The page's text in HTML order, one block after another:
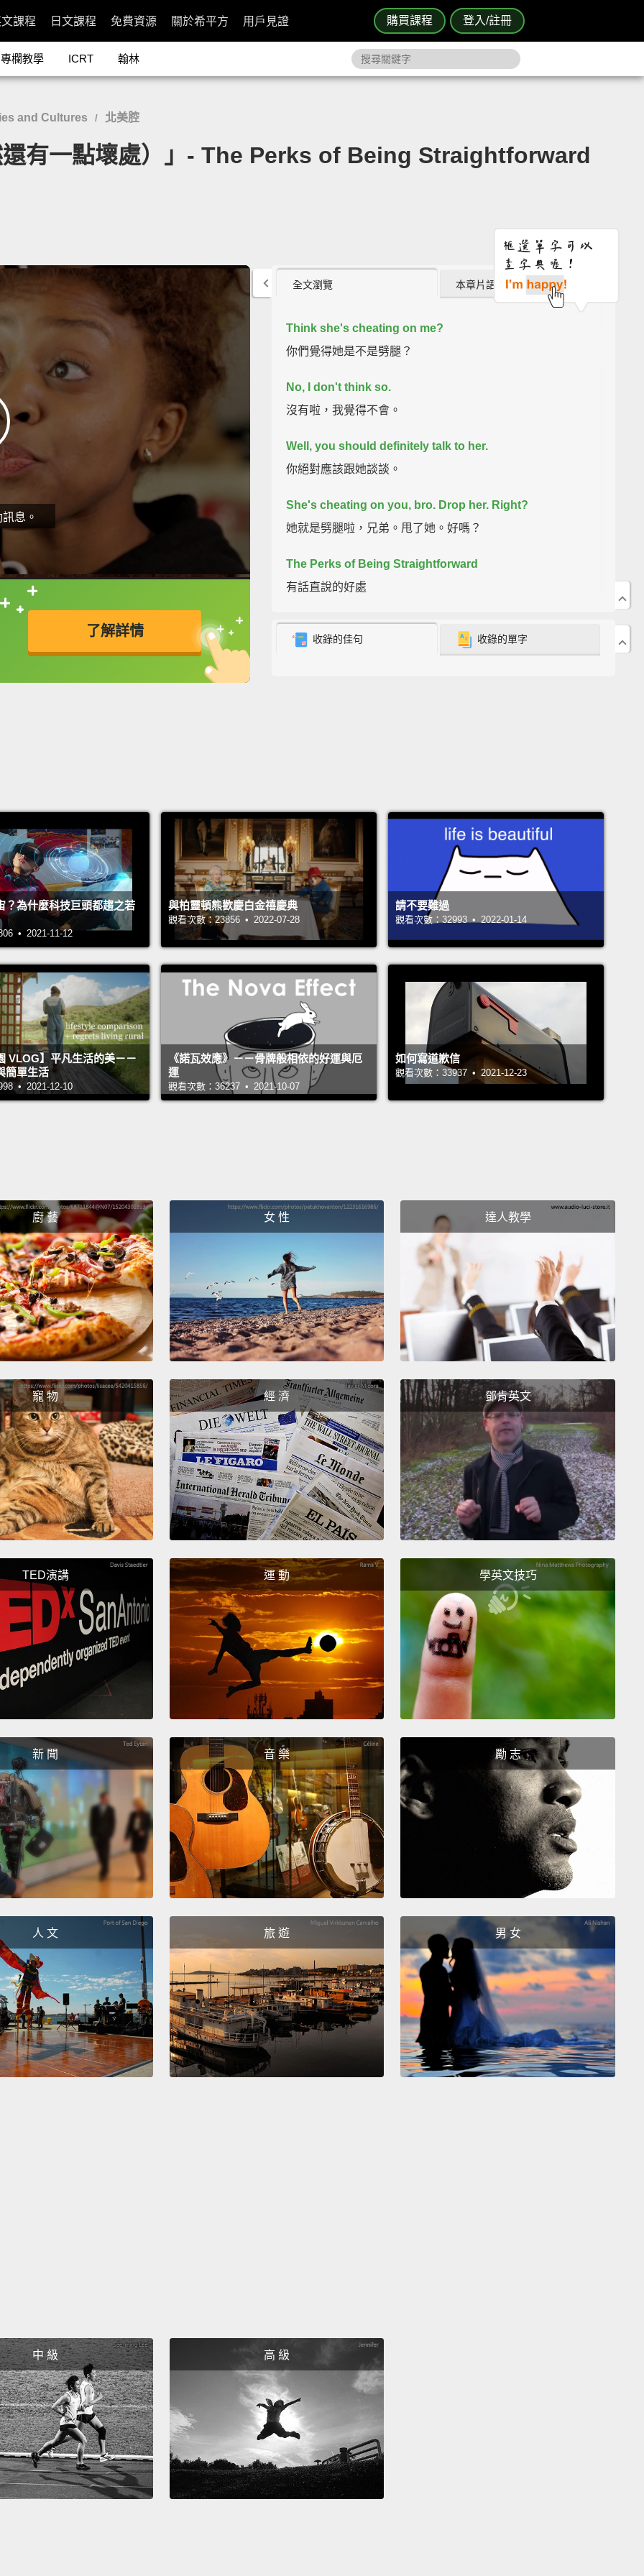
購買課程 登入/註冊
課程 日文課程 免費資源 關於希平方 用戶見證
專欄教學 ICRT 翰林
and Cultures / 北美腔
還有一點壞處）」- The Perks of Being Straightforward
息。
了解詳情
接查字典喔！
英
全文瀏覽 本章片語 (3)
Think she's cheating on me?
你們覺得她是不是劈腿？
No, I don't think so.
沒有啦，我覺得不會。
Well, you should definitely talk to her.
你絕對應該跟她談談。
She's cheating on you, bro. Drop her. Right?
她就是劈腿啦，兄弟。甩了她。好嗎？
The Perks of Being Straightforward
有話直說的好處
Nice tights.
緊身褲好看。
如果你今晚想約我出去，你就直接問。
Personally, I love being one of the many girls who was
blunt and honest.
I mean, it gets you what you want.
we're usually the ones who decide where the group of
friends is gonna eat for lunch that day.
我個人是喜歡當有話直說的誠實女孩。我的意思是說，這會讓
你得到想要的東西。而且我們通常會是那個決定當天朋友們午
餐要去哪裡吃的人。
We should get sushi, you guys.
大家，我覺得我們應該吃壽司。
No, no, no, let's get Chinese food.
No, Chinese food sounds good right now, so—
不要，中式聽起來不錯，所以－－
Okay, it's the same thing—
那根本跟壽司一樣－－
No, that's racist.
才不一樣，妳種族歧視喔。
Uh, stop it. We are getting Mexican.
夠囉，停。我們吃墨西哥菜。
So, that's cool. But sometimes, you can rub people the
wrong way.
事情這樣才會好好解決。但有時候你可能會用錯誤的方式惹怒
別人。
two weeks ago.
Chris，你不要再戴那頂帽子了，天哪。新年已經過兩個禮拜
了。拜託。
My dead grandmother gave me this hat.
這帽子是我過世的奶奶給我的。
And, uh, sometimes it can get you into trouble.
而且，呃，有時候會讓你惹來麻煩。
Guys, we just had a crazy year this year.
大家，我們今年剛過完瘋狂的一年。
Yeah, like that tie.
對啊，跟那條領帶一樣瘋。
But people trust us for the truth.
但別人會相信我們說的話才是真的。
And those are my ideas. Thanks.
以上就是我的想法。謝謝。
Really good job.
講得很棒。
Really?
真的嗎？
Yes.
真的。
Thank you.
謝謝。
收錄的佳句 收錄的單字
？為什麼科技巨頭都趨之若
• 2021-11-12
與柏靈頓熊歡慶白金禧慶典
觀看次數：23856 • 2022-07-28
請不要難過
觀看次數：32993 • 2022-01-14
VLOG】平凡生活的美－－
簡單生活
• 2021-12-10
《諾瓦效應》－－骨牌般相依的好運與厄
運
觀看次數：36237 • 2021-10-07
如何寫道歉信
觀看次數：33937 • 2021-12-23
廚 藝 女 性 達人教學
寵 物 經 濟 鄧肯英文
TED演講 運 動 學英文技巧
新 聞 音 樂 勵 志
人 文 旅 遊 男 女
中 級 高 級